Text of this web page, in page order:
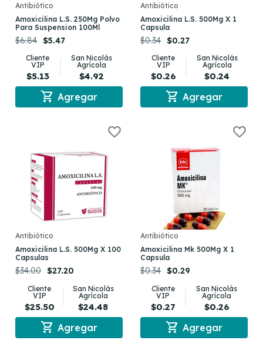
Antibiótico
Amoxicilina L.S. 250Mg Polvo
Para Suspension 100Ml
$6.84 $5.47
Cliente
VIP
$5.13
San Nicolás
Agrícola
$4.92
shopping_cart Agregar
Antibiótico
Amoxicilina L.S. 500Mg X 1
Capsula
$0.34 $0.27
Cliente
VIP
$0.26
San Nicolás
Agrícola
$0.24
shopping_cart Agregar
Antibiótico
Amoxicilina L.S. 500Mg X 100
Capsulas
$34.00 $27.20
Cliente
VIP
$25.50
San Nicolás
Agrícola
$24.48
shopping_cart Agregar
Antibiótico
Amoxicilina Mk 500Mg X 1
Capsula
$0.34 $0.29
Cliente
VIP
$0.27
San Nicolás
Agrícola
$0.26
shopping_cart Agregar